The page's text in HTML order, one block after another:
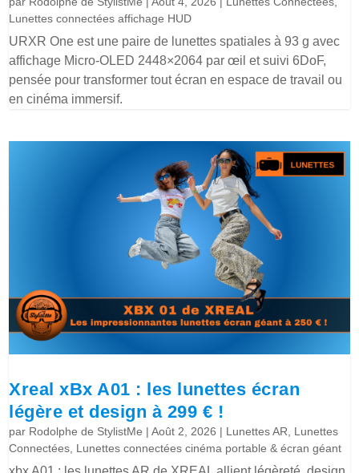
Lunettes connectées affichage HUD
URXR One est une paire de lunettes spatiales à 93 g avec
affichage Micro-OLED 2448×2064 par œil et suivi 6DoF,
pensée pour transformer tout écran en espace de travail ou
en cinéma immersif.
Xreal xBx A01 : les lunettes écran
légère et design à 299 € !
par Rodolphe de StylistMe |Août 2, 2026 | Lunettes AR, Lunettes
Connectées, Lunettes connectées cinéma portable & écran géant